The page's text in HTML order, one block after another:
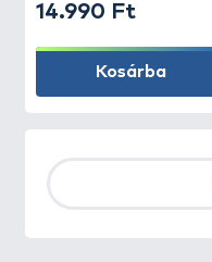
14.990 Ft
Kosárba